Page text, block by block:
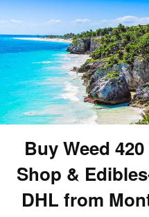
Buy Weed
Shop &
DHL from